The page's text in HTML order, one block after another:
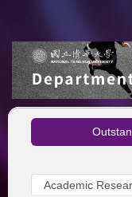
the
main
content
block
Academic